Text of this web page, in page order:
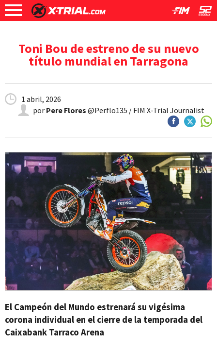
Toni Bou de estreno de su nuevo
título mundial en Tarragona
1 abril, 2026
por Pere Flores @Perflo135 / FIM X-Trial Journalist
El Campeón del Mundo estrenará su vigésima
corona individual en el cierre de la temporada del
Caixabank Tarraco Arena